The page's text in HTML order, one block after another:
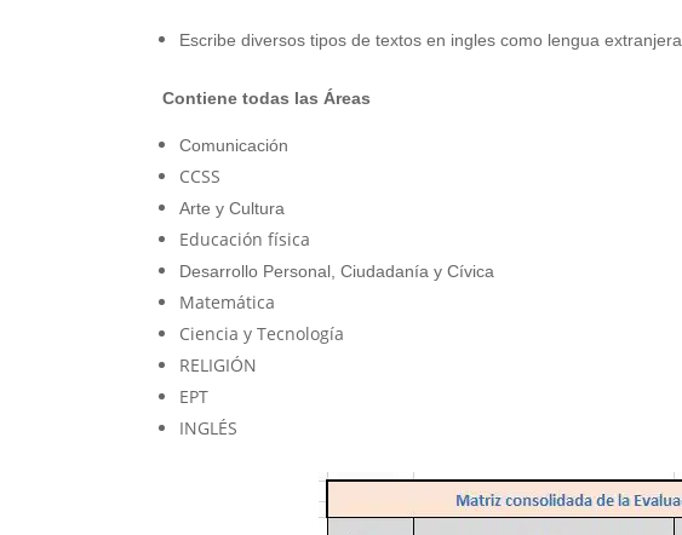
Escribe diversos tipos de textos en ingles como lengua extranjera.
Contiene todas las Áreas
Comunicación
CCSS
Arte y Cultura
Educación física
Desarrollo Personal, Ciudadanía y Cívica
Matemática
Ciencia y Tecnología
RELIGIÓN
EPT
INGLÉS